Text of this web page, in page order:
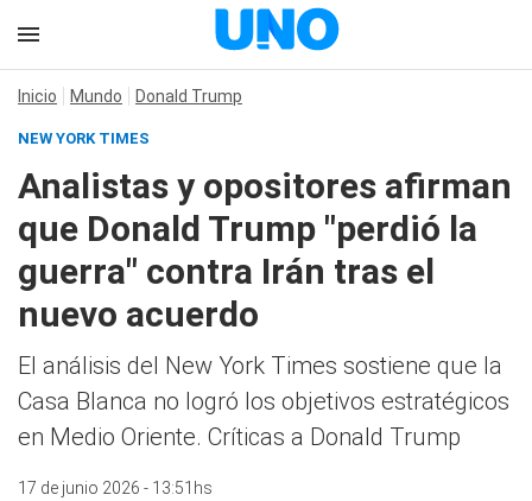
Inicio Mundo Donald Trump
NEW YORK TIMES
Analistas y opositores afirman
que Donald Trump "perdió la
guerra" contra Irán tras el
nuevo acuerdo
El análisis del New York Times sostiene que la
Casa Blanca no logró los objetivos estratégicos
en Medio Oriente. Críticas a Donald Trump
17 de junio 2026 - 13:51hs